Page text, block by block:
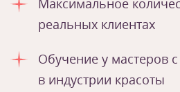
Максимальное
реальных клиентах
Обучение у мастеров
в индустрии красоты